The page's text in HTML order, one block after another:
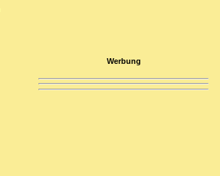
Werbung